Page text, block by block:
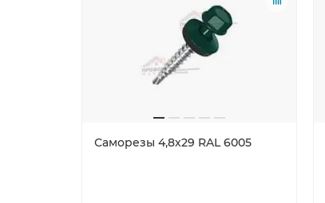
Саморезы 4,8х29 RAL 6005